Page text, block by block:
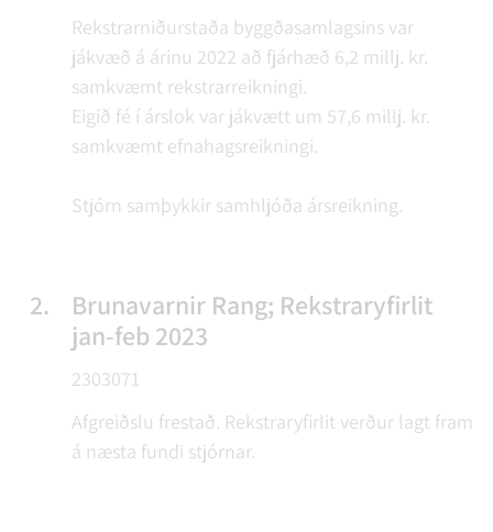
Rekstrarniðurstaða byggðasamlagsins var
jákvæð á árinu 2022 að fjárhæð 6,2 millj. kr.
samkvæmt rekstrarreikningi.
Eigið fé í árslok var jákvætt um 57,6 millj. kr.
samkvæmt efnahagsreikningi.
Stjórn samþykkir samhljóða ársreikning.
2.
Brunavarnir Rang; Rekstraryfirlit
jan-feb 2023
2303071
Afgreiðslu frestað. Rekstraryfirlit verður lagt fram
á næsta fundi stjórnar.